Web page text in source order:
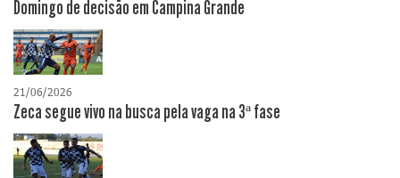
Domingo de decisão em Campina Grande
21/06/2026
Zeca segue vivo na busca pela vaga na 3ª fase